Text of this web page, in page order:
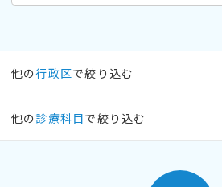
他の行政区で絞り込む
他の 診療科目で絞り込む